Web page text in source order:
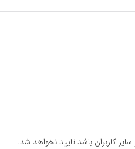
کاربران باشد تایید نخواهد شد.